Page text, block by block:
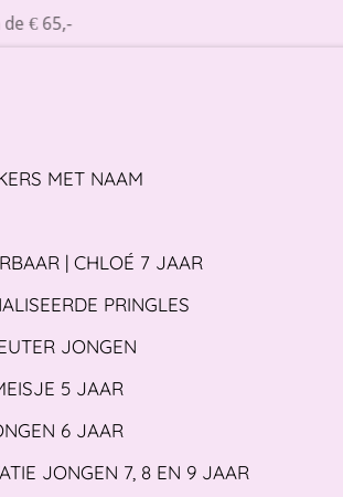
€ 65,-
MET NAAM
| CHLOÉ 7 JAAR
PRINGLES
JONGEN
5 JAAR
6 JAAR
JONGEN 7, 8 EN 9 JAAR